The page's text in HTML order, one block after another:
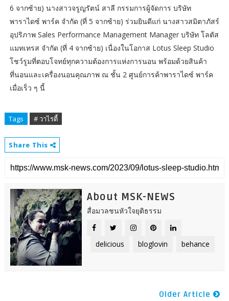
6 จากซ้าย) นางสาวจรูญรัตน์ สาลี กรรมการผู้จัดการ บริษัท
พาราไดซ์ พาร์ค จำกัด (ที่ 5 จากซ้าย) ร่วมยินดีแก่ นางสาวสมิตาภัสร์
อุปริภาพ Sales Performance Management Manager บริษัท โลตัส
แมทเทรส จํากัด (ที่ 4 จากซ้าย) เนื่องในโอกาส Lotus Sleep Studio
โชว์รูมที่ตอบโจทย์ทุกความต้องการแห่งการนอน พร้อมด้วยสินค้า
ที่นอนและเครื่องนอนคุณภาพ ณ ชั้น 2 ศูนย์การค้าพาราไดซ์ พาร์ค
เมื่อเร็ว ๆ นี้
Tags # วาไรตี้
Share This
About MSK-NEWS
สื่อมวลชนหัวใจยุติธรรม
delicious bloglovin behance
Older Article